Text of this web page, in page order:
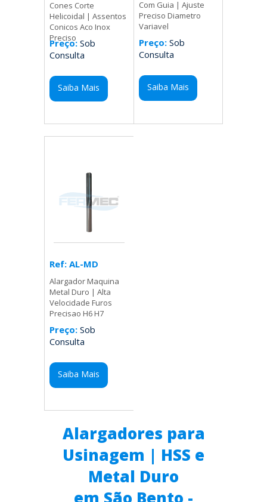
Cones Corte
Helicoidal | Assentos
Conicos Aco Inox
Preciso
Preço: Sob
Consulta
Saiba Mais
Com Guia | Ajuste
Preciso Diametro
Variavel
Preço:Sob
Consulta
Saiba Mais
Ref: AL-MD
Alargador Maquina
Metal Duro | Alta
Velocidade Furos
Precisao H6 H7
Preço: Sob
Consulta
Saiba Mais
Alargadores para
Usinagem | HSS e
Metal Duro